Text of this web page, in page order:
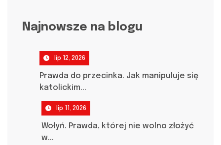
Najnowsze na blogu
lip 12, 2026
Prawda do przecinka. Jak manipuluje się
katolickim...
lip 11, 2026
Wołyń. Prawda, której nie wolno złożyć
w...